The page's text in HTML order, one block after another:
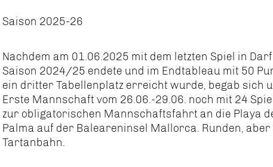
Saison 2025-26
Nachdem am 01.06.2025 mit dem letzten Spiel in
Saison 2024/25 endete und im Endtableau mit 50
ein dritter Tabellenplatz erreicht wurde, begab sich
Erste Mannschaft vom 26.06.-29.06. noch mit 24
zur obligatorischen Mannschaftsfahrt an die Playa
Palma auf der Baleareninsel Mallorca. Runden, aber
Tartanbahn.